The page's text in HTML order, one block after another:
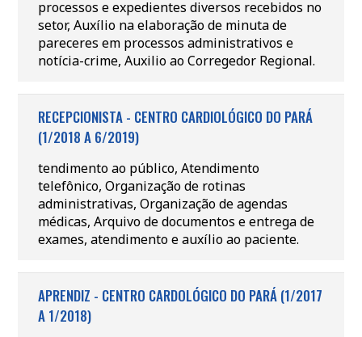
processos e expedientes diversos recebidos no
setor, Auxílio na elaboração de minuta de
pareceres em processos administrativos e
notícia-crime, Auxilio ao Corregedor Regional.
RECEPCIONISTA - CENTRO CARDIOLÓGICO DO PARÁ
(1/2018 A 6/2019)
tendimento ao público, Atendimento
telefônico, Organização de rotinas
administrativas, Organização de agendas
médicas, Arquivo de documentos e entrega de
exames, atendimento e auxílio ao paciente.
APRENDIZ - CENTRO CARDOLÓGICO DO PARÁ (1/2017
A 1/2018)